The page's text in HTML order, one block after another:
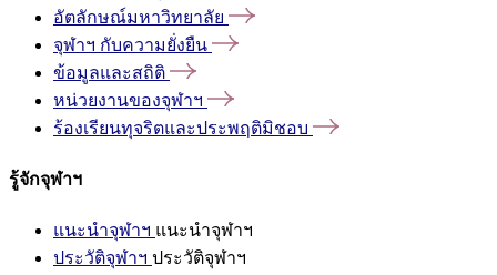
อัตลักษณ์มหาวิทยาลัย
จุฬาฯ กับความยั่งยืน
ข้อมูลและสถิติ
หน่วยงานของจุฬาฯ
ร้องเรียนทุจริตและประพฤติมิชอบ
รู้จักจุฬาฯ
แนะนำจุฬาฯ แนะนำจุฬาฯ
ประวัติจุฬาฯ ประวัติจุฬาฯ